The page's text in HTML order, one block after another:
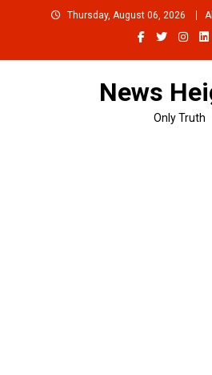
Thursday, August 06, 2026
News
Only Truth